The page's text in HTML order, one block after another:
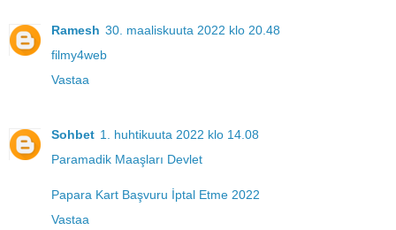
Ramesh 30. maaliskuuta 2022 klo 20.48
filmy4web
Vastaa
Sohbet 1. huhtikuuta 2022 klo 14.08
Paramadik Maaşları Devlet
Papara Kart Başvuru İptal Etme 2022
Vastaa